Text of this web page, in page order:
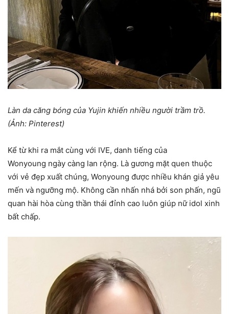
Làn da căng bóng của Yujin khiến nhiều người trầm trồ.
(Ảnh: Pinterest)
Kể từ khi ra mắt cùng với IVE, danh tiếng của
Wonyoung ngày càng lan rộng. Là gương mặt quen thuộc
với vẻ đẹp xuất chúng, Wonyoung được nhiều khán giả yêu
mến và ngưỡng mộ. Không cần nhấn nhá bởi son phấn, ngũ
quan hài hòa cùng thần thái đỉnh cao luôn giúp nữ idol xinh
bất chấp.